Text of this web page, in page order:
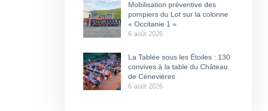
Mobilisation préventive des
pompiers du Lot sur la colonne
« Occitanie 1 »
6 août 2026
La Tablée sous les Étoiles : 130
convives à la table du Château
de Cénevières
6 août 2026